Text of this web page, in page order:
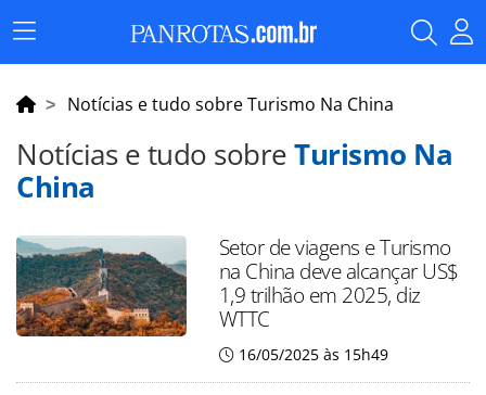
Menu
Principal
Notícias e tudo sobre Turismo Na China
Notícias e tudo sobreTurismo Na
China
Setor de viagens e Turismo
na China deve alcançar US$
1,9 trilhão em 2025, diz
WTTC
16/05/2025 às 15h49